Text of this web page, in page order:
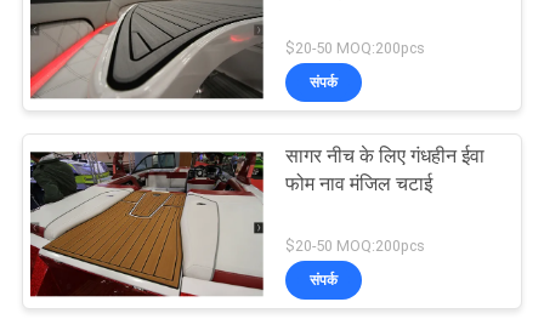
ईवा सिंथेटिक टीक डेक
15
$20-50 MOQ:200pcs
संपर्क
सागर नीच के लिए गंधहीन ईवा
फोम नाव मंजिल चटाई
$20-50 MOQ:200pcs
संपर्क